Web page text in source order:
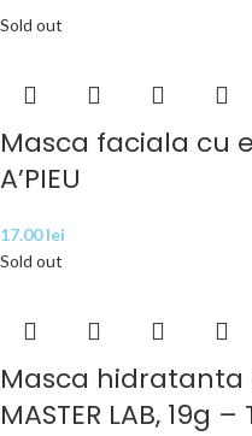
Sold out
Masca faciala cu
A’PIEU
17.00lei
Sold out
Masca hidratanta
MASTER LAB, 19g –